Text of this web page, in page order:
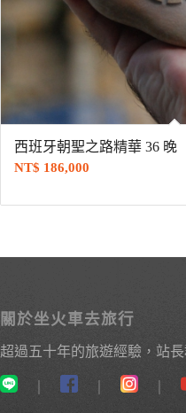
西班牙朝聖之路精華 36 晚
NT$ 186,000
關於坐火車去旅行
超過五十年的旅遊經驗，站